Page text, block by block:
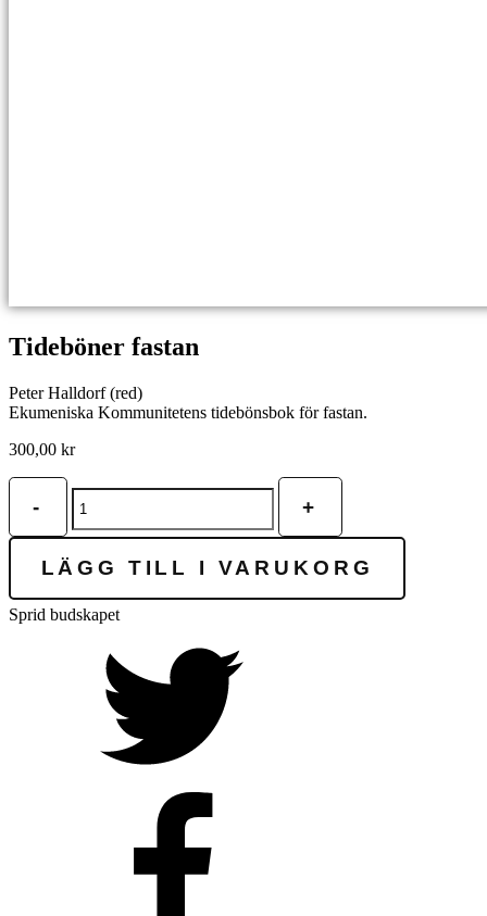
Tideböner fastan
Peter Halldorf (red)
Ekumeniska Kommunitetens tidebönsbok för fastan.
300,00 kr
-
Tideböner
fastan
mängd
+
LÄGG TILL I VARUKORG
Sprid budskapet